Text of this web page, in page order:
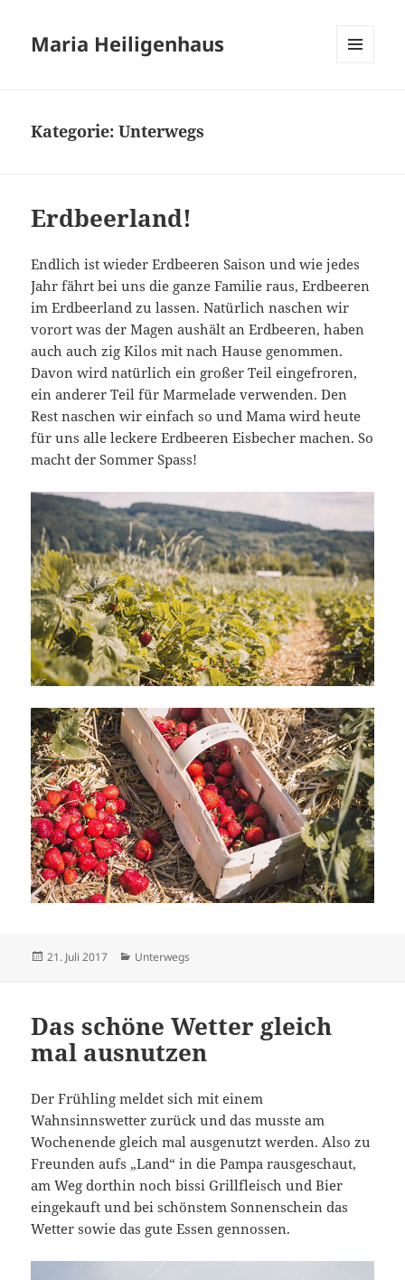
Maria Heiligenhaus
Kategorie:Unterwegs
Erdbeerland!
Endlich ist wieder Erdbeeren Saison und wie jedes
Jahr fährt bei uns die ganze Familie raus, Erdbeeren
im Erdbeerland zu lassen. Natürlich naschen wir
vorort was der Magen aushält an Erdbeeren, haben
auch auch zig Kilos mit nach Hause genommen.
Davon wird natürlich ein großer Teil eingefroren,
ein anderer Teil für Marmelade verwenden. Den
Rest naschen wir einfach so und Mama wird heute
für uns alle leckere Erdbeeren Eisbecher machen. So
macht der Sommer Spass!
Veröffentlicht
21. Juli 2017 Kategorien
Unterwegs
Das schöne Wetter gleich
mal ausnutzen
Der Frühling meldet sich mit einem
Wahnsinnswetter zurück und das musste am
Wochenende gleich mal ausgenutzt werden. Also zu
Freunden aufs „Land“ in die Pampa rausgeschaut,
am Weg dorthin noch bissi Grillfleisch und Bier
eingekauft und bei schönstem Sonnenschein das
Wetter sowie das gute Essen gennossen.